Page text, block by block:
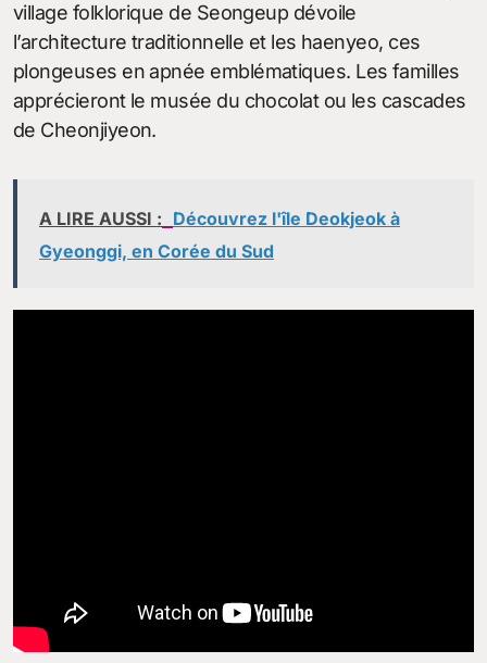
village folklorique de Seongeup dévoile
l’architecture traditionnelle et les haenyeo, ces
plongeuses en apnée emblématiques. Les familles
apprécieront le musée du chocolat ou les cascades
de Cheonjiyeon.
A LIRE AUSSI : Découvrez l'île Deokjeok à
Gyeonggi, en Corée du Sud